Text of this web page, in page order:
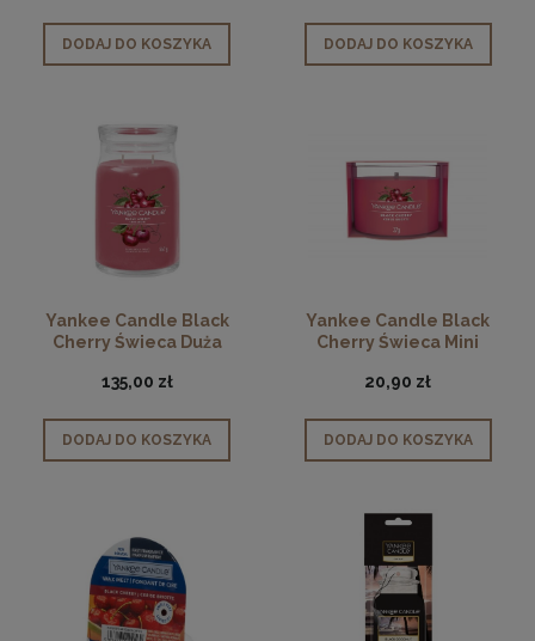
DODAJ DO KOSZYKA DODAJ DO KOSZYKA
Yankee Candle Black
Cherry Świeca Duża
135,00 zł
DODAJ DO KOSZYKA
Yankee Candle Black
Cherry Świeca Mini
20,90 zł
DODAJ DO KOSZYKA